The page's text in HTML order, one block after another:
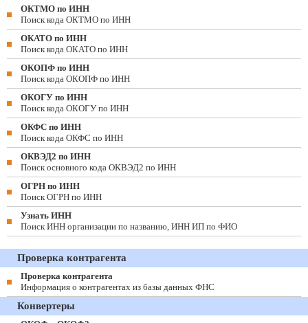
ОКТМО по ИНН
Поиск кода ОКТМО по ИНН
ОКАТО по ИНН
Поиск кода ОКАТО по ИНН
ОКОПФ по ИНН
Поиск кода ОКОПФ по ИНН
ОКОГУ по ИНН
Поиск кода ОКОГУ по ИНН
ОКФС по ИНН
Поиск кода ОКФС по ИНН
ОКВЭД2 по ИНН
Поиск основного кода ОКВЭД2 по ИНН
ОГРН по ИНН
Поиск ОГРН по ИНН
Узнать ИНН
Поиск ИНН организации по названию, ИНН ИП по ФИО
Проверка контрагента
Проверка контрагента
Информация о контрагентах из базы данных ФНС
Конвертеры